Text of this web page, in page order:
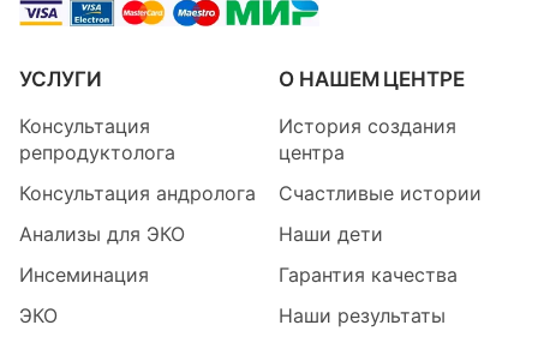
УСЛУГИ
Консультация
репродуктолога
Консультация андролога
Анализы для ЭКО
Инсеминация
ЭКО
О НАШЕМ ЦЕНТРЕ
История создания
центра
Счастливые истории
Наши дети
Гарантия качества
Наши результаты